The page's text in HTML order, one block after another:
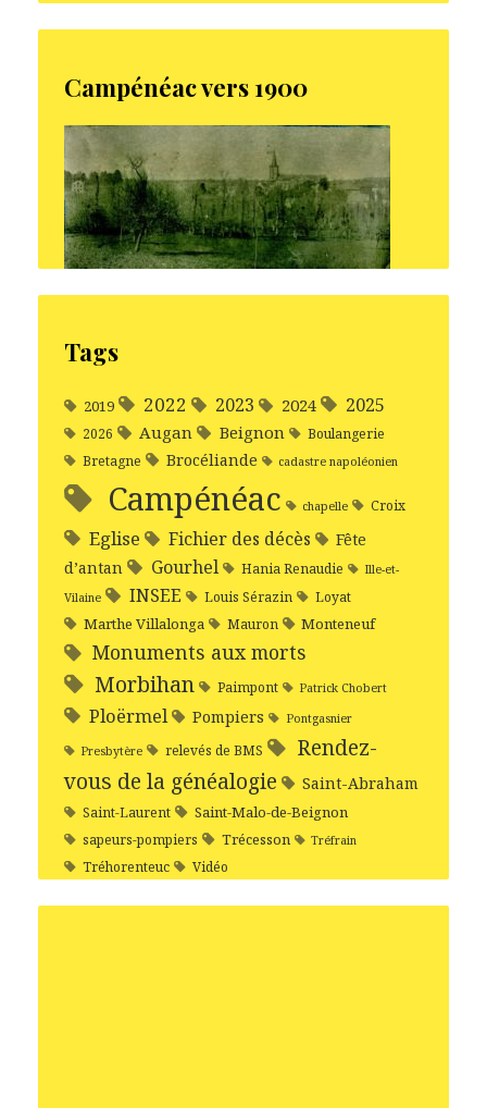
Campénéac vers 1900
Tags
2019 2022 2023 2024 2025
2026 Augan Beignon
Boulangerie
Bretagne
Brocéliande cadastre napoléonien
Campénéac chapelle Croix
Eglise Fichier des décès
Fête
d’antan
Gourhel Hania Renaudie
Ille-et-
Vilaine
INSEE Louis Sérazin Loyat
Marthe Villalonga Mauron Monteneuf
Monuments aux morts
Morbihan Paimpont Patrick Chobert
Ploërmel Pompiers Pontgasnier
Presbytère relevés de BMS
Rendez-
vous de la généalogie
Saint-Abraham
Saint-Laurent Saint-Malo-de-Beignon
sapeurs-pompiers Trécesson Tréfrain
Tréhorenteuc Vidéo